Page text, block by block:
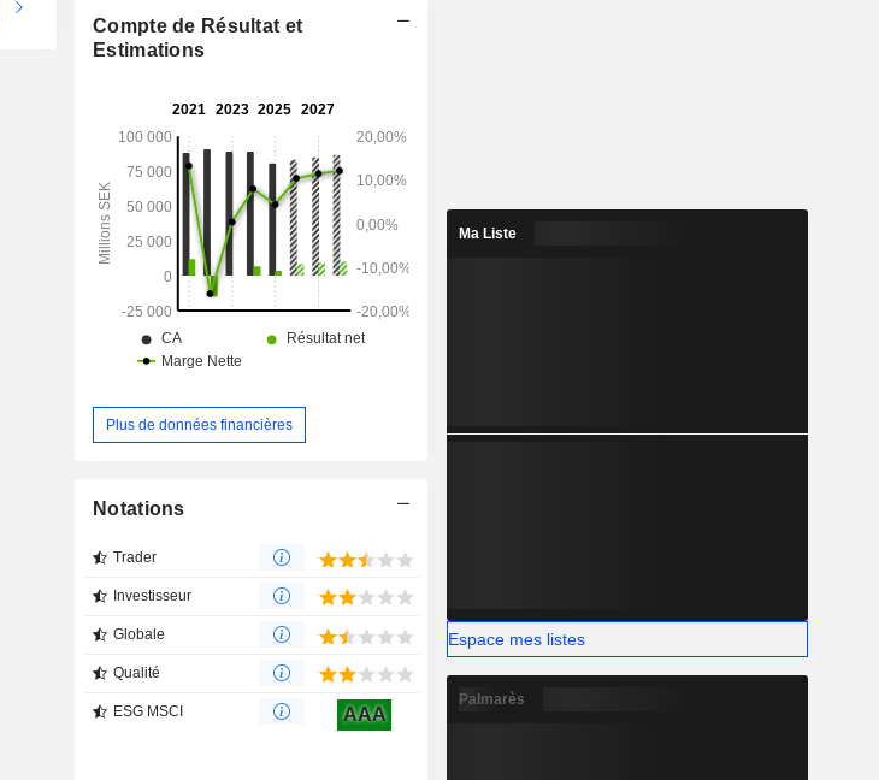
(8,3%).
Compte de Résultat et
Estimations
Plus de données financières
Notations
Trader
Investisseur
Globale
Qualité
ESG MSCI AAA
Ma Liste
Espace mes listes
Palmarès